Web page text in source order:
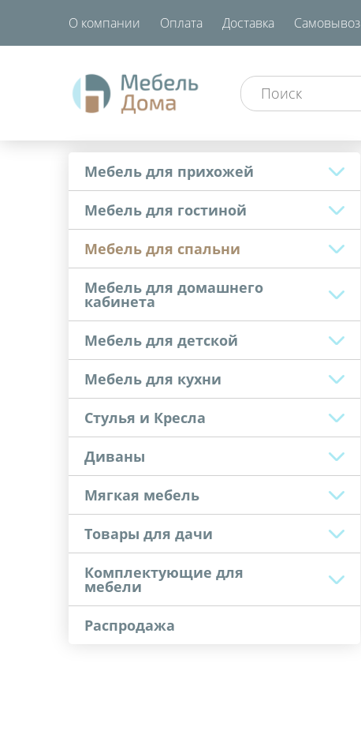
О компании Оплата Доставка Самовывоз
Мебель для прихожей
Мебель для гостиной
Мебель для спальни
Мебель для домашнего
кабинета
Мебель для детской
Мебель для кухни
Стулья и Кресла
Диваны
Мягкая мебель
Товары для дачи
Комплектующие для
мебели
Распродажа